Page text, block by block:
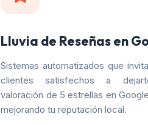
Lluvia de Reseñas en
Sistemas automatizados que
clientes satisfechos a
valoración de 5 estrellas en
mejorando tu reputación local.